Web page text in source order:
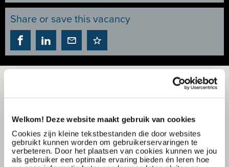
Welkom! Deze website maakt gebruik van cookies
Cookies zijn kleine tekstbestanden die door websites
gebruikt kunnen worden om gebruikerservaringen te
verbeteren. Door het plaatsen van cookies kunnen we jou
als gebruiker een optimale ervaring bieden én leren hoe
Share or save this vacancy